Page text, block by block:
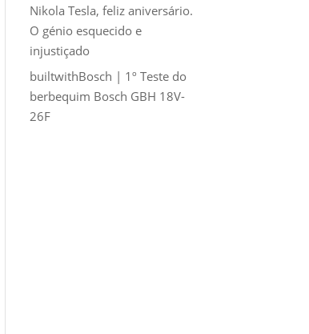
Nikola Tesla, feliz aniversário.
O génio esquecido e
injustiçado
builtwithBosch | 1º Teste do
berbequim Bosch GBH 18V-
26F